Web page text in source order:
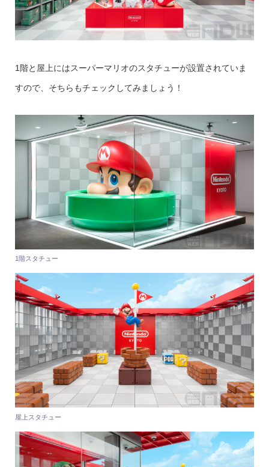
1階と屋上にはスーパーマリオのスタチューが設置されていま
すので、そちらもチェックしてみましょう！
1階スタチュー
屋上スタチュー